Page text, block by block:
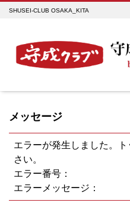
SHUSEI-CLUB OSAKA_KITA
メッセージ
エラーが発生しました。
さい。
エラー番号：
エラーメッセージ：